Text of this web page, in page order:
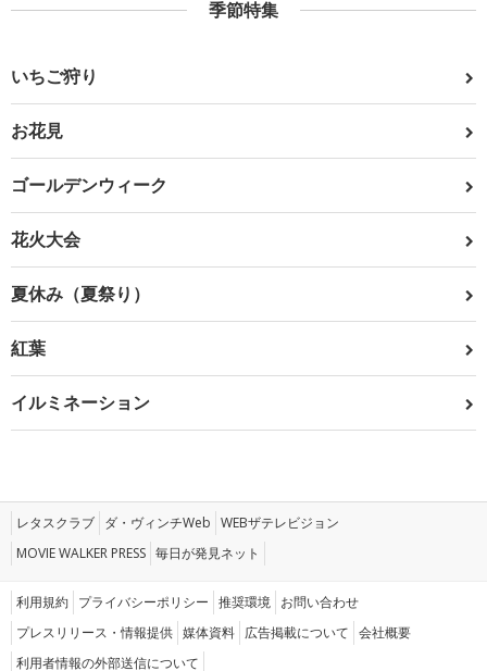
季節特集
いちご狩り
お花見
ゴールデンウィーク
花火大会
夏休み（夏祭り）
紅葉
イルミネーション
レタスクラブ ダ・ヴィンチWeb WEBザテレビジョン
MOVIE WALKER PRESS 毎日が発見ネット
利用規約 プライバシーポリシー 推奨環境 お問い合わせ
プレスリリース・情報提供 媒体資料 広告掲載について 会社概要
利用者情報の外部送信について